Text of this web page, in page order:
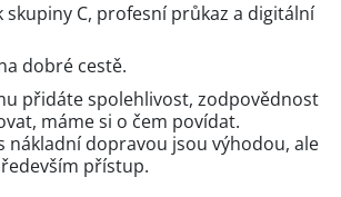
skupiny C, profesní průkaz a digitální
dobré cestě.
přidáte spolehlivost, zodpovědnost
máme si o čem povídat.
nákladní dopravou jsou výhodou, ale
přístup.